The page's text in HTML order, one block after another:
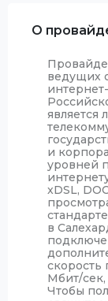
О
ведущих
является
и
уровней
xDSL,
в
скорость
Мбит/сек,
Чтобы